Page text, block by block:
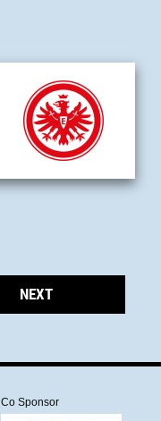
NEXT
Co Sponsor